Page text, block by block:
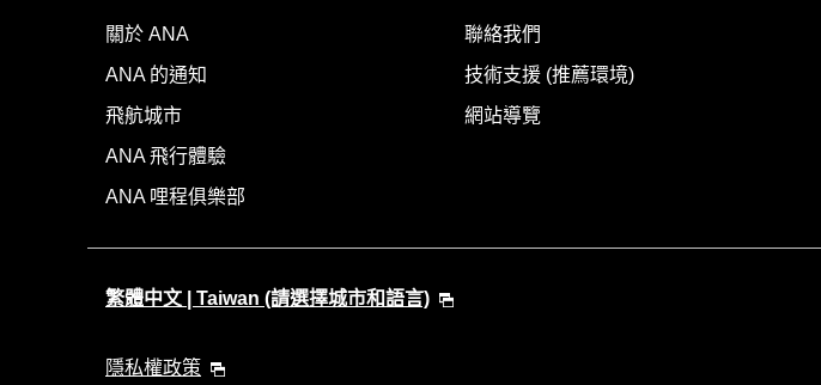
關於 ANA
ANA 的通知
飛航城市
ANA 飛行體驗
ANA 哩程俱樂部
聯絡我們
技術支援 (推薦環境)
網站導覽
繁體中文 | Taiwan (請選擇城市和語言)
隱私權政策